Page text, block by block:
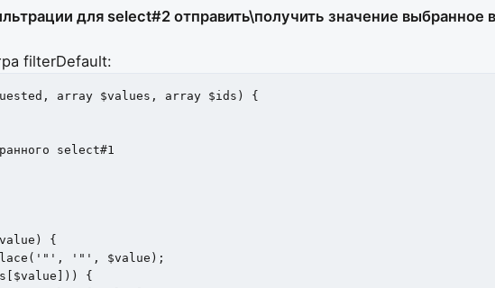
для select#2 отправить\получить значение выбранное
filterDefault:
array $values, array $ids) {